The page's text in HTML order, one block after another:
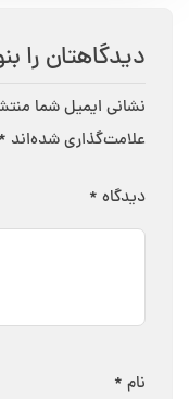
دیدگاهتان را
نشانی ایمیل شما
علامت‌گذاری شده‌اند *
دیدگاه *
نام *